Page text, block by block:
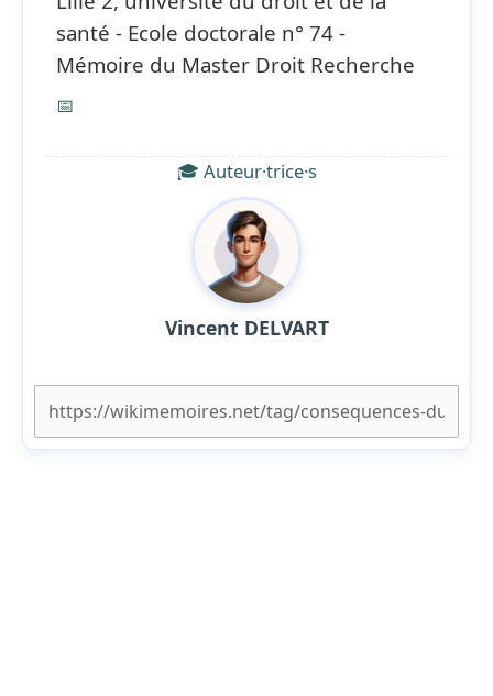
santé - Ecole doctorale n° 74 -
Mémoire du Master Droit Recherche
📅
🎓 Auteur·trice·s
Vincent DELVART